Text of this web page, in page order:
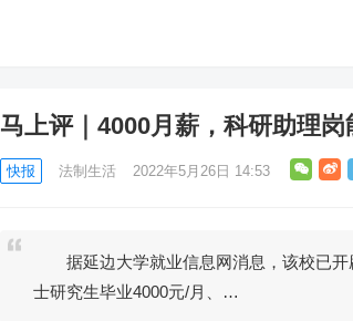
马上评｜4000月薪，科研助理岗
快报 法制生活 2022年5月26日 14:53
据延边大学就业信息网消息，该校已开
士研究生毕业4000元/月、…